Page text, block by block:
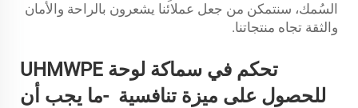
السُمك، سنتمكن من جعل عملائنا يشعرون بالراحة والأمان
والثقة تجاه منتجاتنا.
تحكم في سماكة لوحة UHMWPE
للحصول على ميزة تنافسية -ما يجب أن